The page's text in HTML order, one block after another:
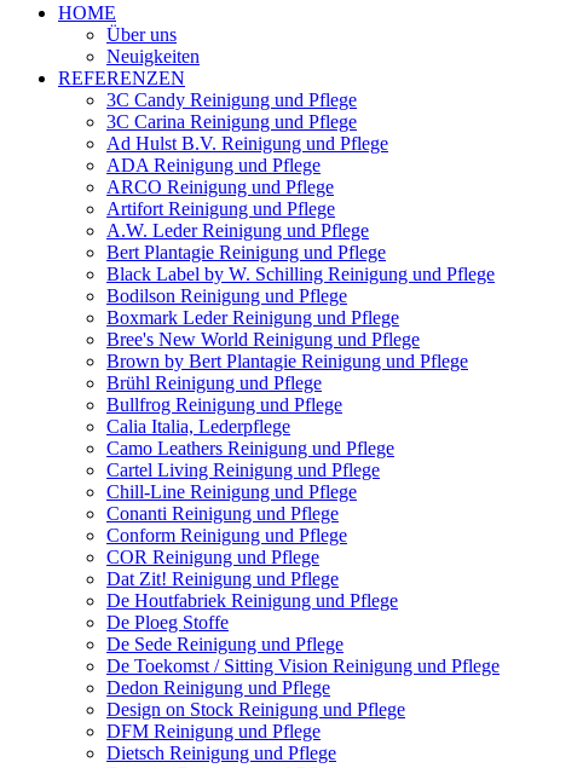
HOME
Über uns
Neuigkeiten
REFERENZEN
3C Candy Reinigung und Pflege
3C Carina Reinigung und Pflege
Ad Hulst B.V. Reinigung und Pflege
ADA Reinigung und Pflege
ARCO Reinigung und Pflege
Artifort Reinigung und Pflege
A.W. Leder Reinigung und Pflege
Bert Plantagie Reinigung und Pflege
Black Label by W. Schilling Reinigung und Pflege
Bodilson Reinigung und Pflege
Boxmark Leder Reinigung und Pflege
Bree's New World Reinigung und Pflege
Brown by Bert Plantagie Reinigung und Pflege
Brühl Reinigung und Pflege
Bullfrog Reinigung und Pflege
Calia Italia, Lederpflege
Camo Leathers Reinigung und Pflege
Cartel Living Reinigung und Pflege
Chill-Line Reinigung und Pflege
Conanti Reinigung und Pflege
Conform Reinigung und Pflege
COR Reinigung und Pflege
Dat Zit! Reinigung und Pflege
De Houtfabriek Reinigung und Pflege
De Ploeg Stoffe
De Sede Reinigung und Pflege
De Toekomst / Sitting Vision Reinigung und Pflege
Dedon Reinigung und Pflege
Design on Stock Reinigung und Pflege
DFM Reinigung und Pflege
Dietsch Reinigung und Pflege